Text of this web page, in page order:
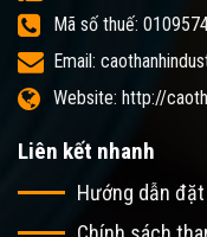
Mã số thuế:
Email:
Website: http://
Liên kết nhanh
Hướng dẫn